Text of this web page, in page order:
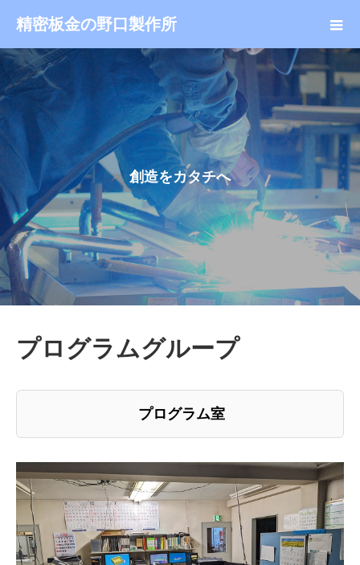
精密板金の野口製作所
創造をカタチへ
プログラムグループ
プログラム室